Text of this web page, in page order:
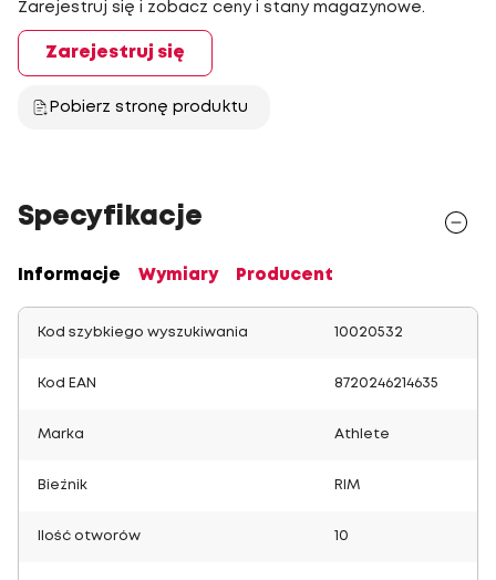
Zarejestruj się i zobacz ceny i stany magazynowe.
Zarejestruj się
Pobierz stronę produktu
Specyfikacje
Informacje Wymiary Producent
Kod szybkiego wyszukiwania 10020532
Kod EAN 8720246214635
Marka Athlete
Bieżnik RIM
Ilość otworów 10